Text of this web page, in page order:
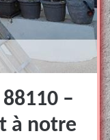
–
à notre